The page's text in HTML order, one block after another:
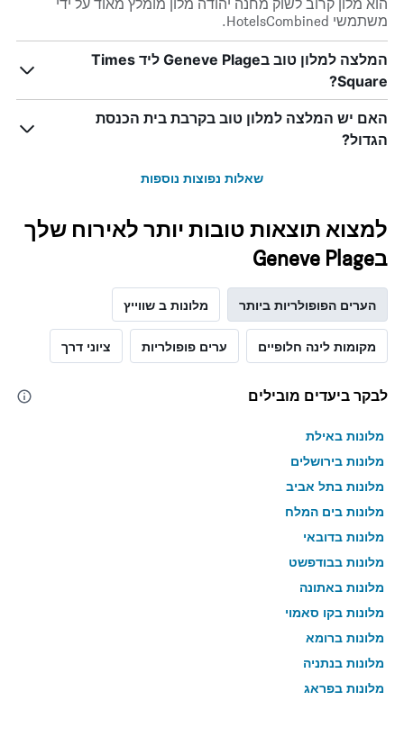
הוא מלון קרוב לשוק מחנה יהודה מלון מומלץ מאוד על ידי
משתמשי HotelsCombined.
המלצה למלון טוב בGeneve Plage ליד Times
Square?
האם יש המלצה למלון טוב בקרבת בית הכנסת
הגדול?
שאלות נפוצות נוספות
למצוא תוצאות טובות יותר לאירוח שלך
בGeneve Plage
הערים הפופולריות ביותר מלונות ב שווייץ
מקומות לינה חלופיים ערים פופולריות ציוני דרך
לבקר ביעדים מובילים
מלונות באילת
מלונות בירושלים
מלונות בתל אביב
מלונות בים המלח
מלונות בדובאי
מלונות בבודפשט
מלונות באתונה
מלונות בקו סאמוי
מלונות ברומא
מלונות בנתניה
מלונות בפראג